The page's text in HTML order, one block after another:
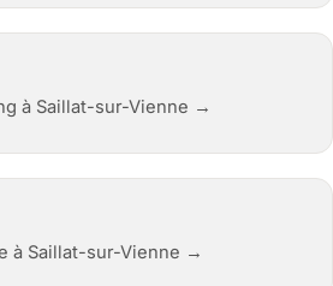
à Saillat-sur-Vienne →
à Saillat-sur-Vienne →